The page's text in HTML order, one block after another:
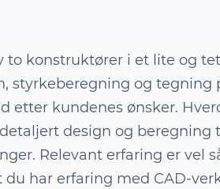
to konstruktører i et lite og
styrkeberegning og tegning
etter kundenes ønsker.
design og
Relevant erfaring er vel
du har erfaring med CAD-